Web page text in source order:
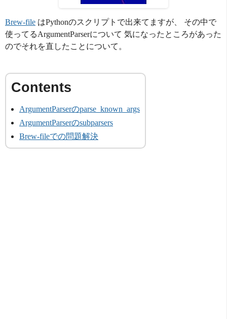
Brew-file はPythonのスクリプトで出来てますが、 その中で
使ってるArgumentParserについて 気になったところがあった
のでそれを直したことについて。
ArgumentParserのparse_known_args
ArgumentParserのsubparsers
Brew-fileでの問題解決